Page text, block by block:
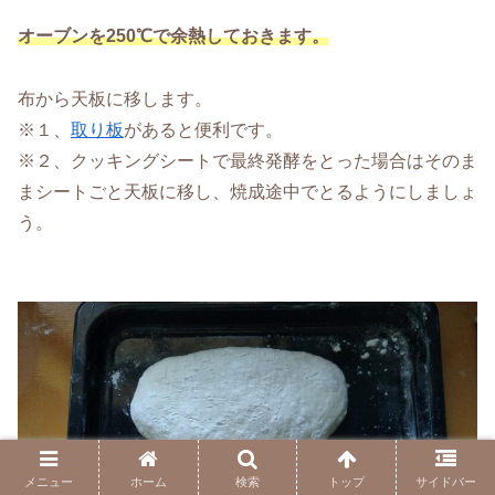
オーブンを250℃で余熱しておきます。
布から天板に移します。
※１、 取り板があると便利です。
※２、クッキングシートで最終発酵をとった場合はそのま
まシートごと天板に移し、焼成途中でとるようにしましょ
う。
メニュー ホーム 検索 トップ サイドバー